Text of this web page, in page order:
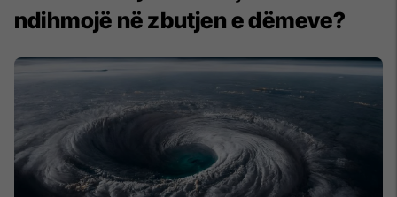
ndihmojë në zbutjen e dëmeve?